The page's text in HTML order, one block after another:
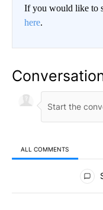
If you would like to
here.
ALL COMMENTS
All Comments